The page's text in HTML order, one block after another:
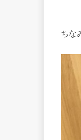
ちな